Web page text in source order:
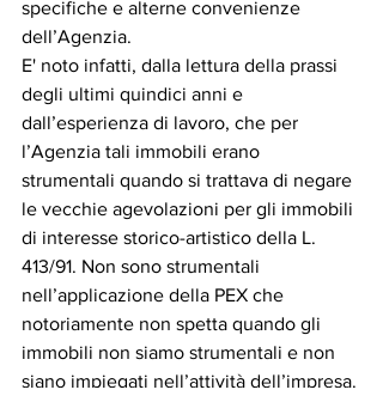
specifiche e alterne convenienze
dell’Agenzia.
E' noto infatti, dalla lettura della prassi
degli ultimi quindici anni e
dall’esperienza di lavoro, che per
l’Agenzia tali immobili erano
strumentali quando si trattava di negare
le vecchie agevolazioni per gli immobili
di interesse storico-artistico della L.
413/91. Non sono strumentali
nell’applicazione della PEX che
notoriamente non spetta quando gli
immobili non siamo strumentali e non
siano impiegati nell’attività dell’impresa.